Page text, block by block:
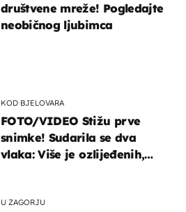
KOD BJELOVARA
FOTO/VIDEO Stižu prve
snimke! Sudarila se dva
vlaka: Više je ozlijeđenih,
U ZAGORJU
društvene mreže! Pogledajte
neobičnog ljubimca